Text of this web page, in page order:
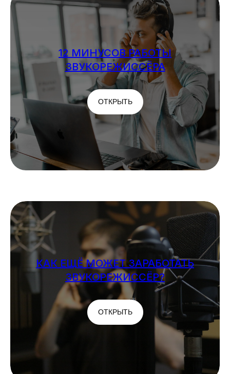
12 МИНУСОВ РАБОТЫ
ЗВУКОРЕЖИССЁРА
ОТКРЫТЬ
КАК ЕЩЁ МОЖЕТ ЗАРАБОТАТЬ
ЗВУКОРЕЖИССЁР?
ОТКРЫТЬ